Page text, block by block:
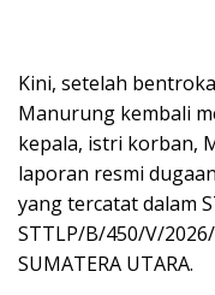
Kini, setelah
Manurung kembali
kepala, istri korban,
laporan resmi
yang tercatat dalam
STTLP/B/450/V/2026/
SUMATERA UTARA.